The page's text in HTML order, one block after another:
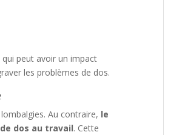
peut avoir un impact
les problèmes de dos.
Au contraire, le
dos au travail. Cette